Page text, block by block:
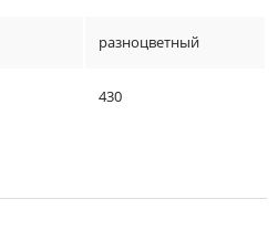
разноцветный
430